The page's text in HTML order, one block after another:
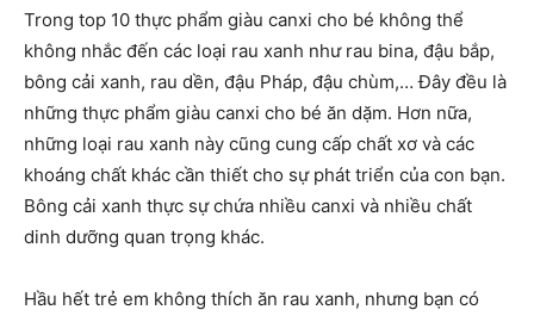
Trong top 10 thực phẩm giàu canxi cho bé không thể
không nhắc đến các loại rau xanh như rau bina, đậu bắp,
bông cải xanh, rau dền, đậu Pháp, đậu chùm,… Đây đều là
những thực phẩm giàu canxi cho bé ăn dặm. Hơn nữa,
những loại rau xanh này cũng cung cấp chất xơ và các
khoáng chất khác cần thiết cho sự phát triển của con bạn.
Bông cải xanh thực sự chứa nhiều canxi và nhiều chất
dinh dưỡng quan trọng khác.
Hầu hết trẻ em không thích ăn rau xanh, nhưng bạn có